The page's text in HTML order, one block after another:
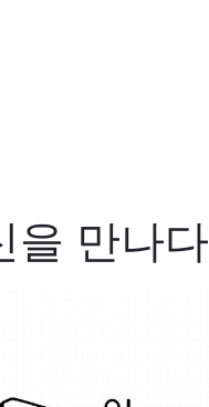
을 만나다